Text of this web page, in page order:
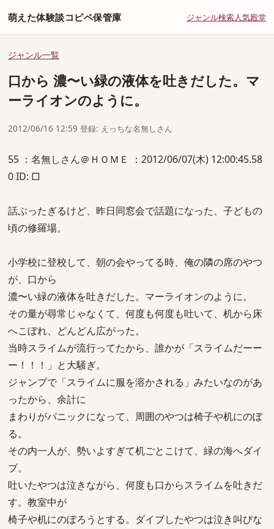
萌えた体験談コピペ保管庫 ジャンル検索人気殿堂
ジャンル一覧
口から 濃〜い緑の液体を吐きだした。マ
ーライオンのように。
2012/06/16 12:59 登録: えっちな名無しさん
55 ：名無しさん＠ＨＯＭＥ ：2012/06/07(木) 12:00:45.58
0 ID: □
話ぶったぎるけど、昨日同窓会で話題になった、子どもの
頃の修羅場。
小学校に登校して、朝の会やってる時、俺の隣の席のやつ
が、口から
濃〜い緑の液体を吐きだした。マーライオンのように。
その量が尋常じゃなくて、何度も何度も吐いて、机から床
へこぼれ、どんどん広がった。
当時スライムが流行ってたから、誰かが「スライムだーー
ー！！！」と大騒ぎ。
ジャンプで「スライムに服を溶かされる」みたいなのがあ
ったから、余計に
まわりがパニックになって、周囲のやつは椅子や机にのぼ
る。
その内一人が、勢いよすぎて机ごとこけて、緑の海へダイ
ブ。
吐いたやつは泣きながら、何度も口からスライムを吐きだ
す。教室中が
椅子や机にのぼろうとする。ダイブしたやつは泣き叫びな